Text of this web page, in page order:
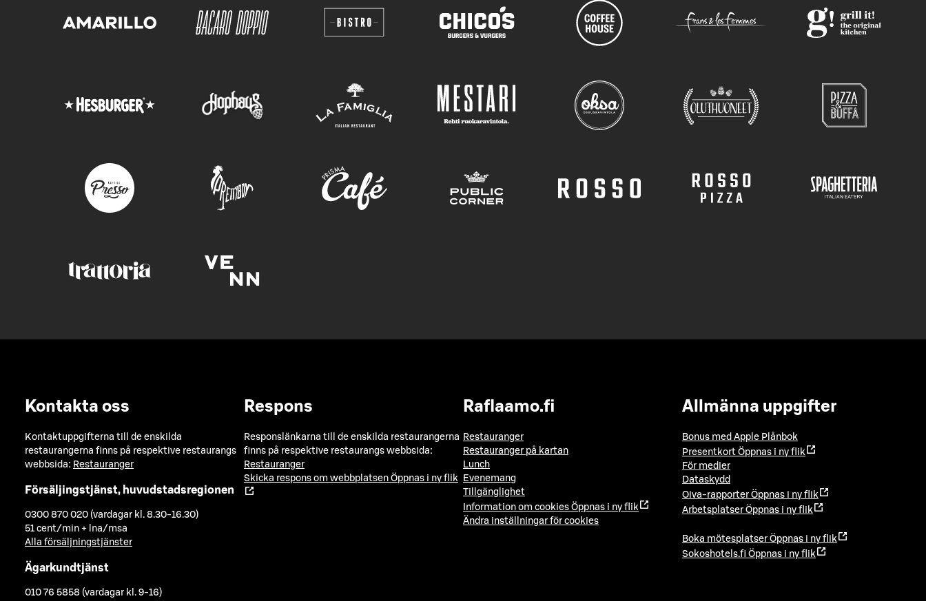
Kontakta oss
Kontaktuppgifterna till de enskilda
restaurangerna finns på respektive restaurangs
webbsida: Restauranger
Försäljingstjänst, huvudstadsregionen
0300 870 020 (vardagar kl. 8.30-16.30)
51 cent/min + lna/msa
Alla försäljningstjänster
Ägarkundtjänst
010 76 5858 (vardagar kl. 9-16)
Respons
Responslänkarna till de enskilda restaurangerna
finns på respektive restaurangs webbsida:
Restauranger
Skicka respons om webbplatsen Öppnas i ny flik
Raflaamo.fi
Restauranger
Restauranger på kartan
Lunch
Evenemang
Tillgänglighet
Information om cookies Öppnas i ny flik
Ändra inställningar för cookies
Allmänna uppgifter
Bonus med Apple Plånbok
Presentkort Öppnas i ny flik
För medier
Dataskydd
Oiva-rapporter Öppnas i ny flik
Arbetsplatser Öppnas i ny flik
Boka mötesplatser Öppnas i ny flik
Sokoshotels.fi Öppnas i ny flik